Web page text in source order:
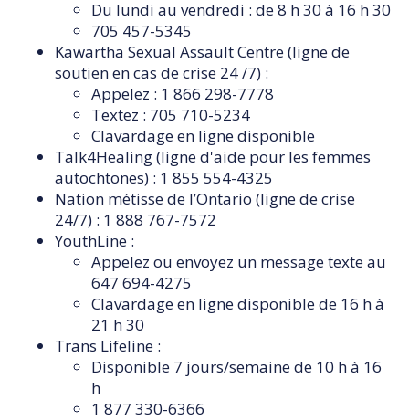
Du lundi au vendredi : de 8 h 30 à 16 h 30
705 457-5345
Kawartha Sexual Assault Centre (ligne de
soutien en cas de crise 24 /7) :
Appelez : 1 866 298-7778
Textez : 705 710-5234
Clavardage en ligne disponible
Talk4Healing (ligne d'aide pour les femmes
autochtones) : 1 855 554-4325
Nation métisse de l’Ontario (ligne de crise
24/7) : 1 888 767-7572
YouthLine :
Appelez ou envoyez un message texte au
647 694-4275
Clavardage en ligne disponible de 16 h à
21 h 30
Trans Lifeline :
Disponible 7 jours/semaine de 10 h à 16
h
1 877 330-6366